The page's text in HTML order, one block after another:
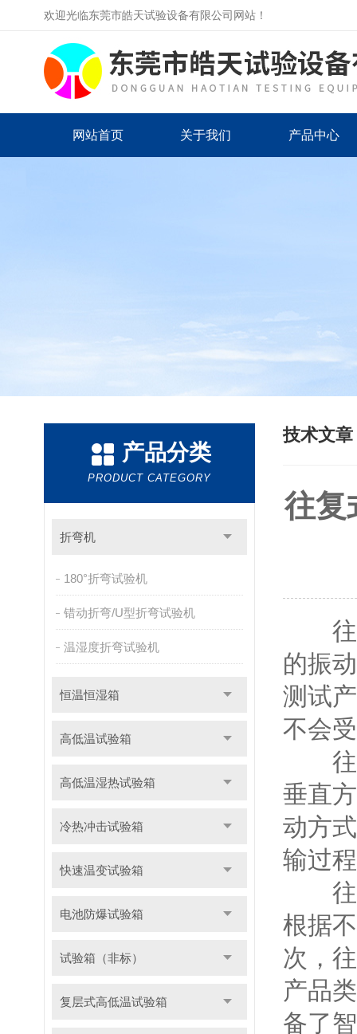
欢迎光临东莞市皓天试验设备有限公司网站！
网站首页 关于我们 产品中心
产品分类
PRODUCT CATEGORY
折弯机
180°折弯试验机
错动折弯/U型折弯试验机
温湿度折弯试验机
恒温恒湿箱
高低温试验箱
高低温湿热试验箱
冷热冲击试验箱
快速温变试验箱
电池防爆试验箱
试验箱（非标）
复层式高低温试验箱
技术文章
往复
往复
的振
测试
不会
往复
垂直
动方
输过
往复
根据
次，
产品
备了